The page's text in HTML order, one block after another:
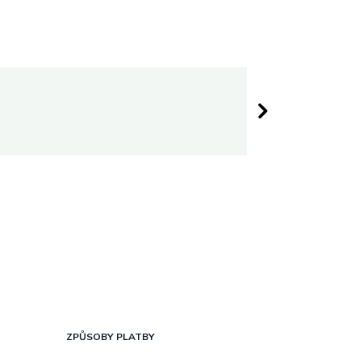
ZPŮSOBY PLATBY